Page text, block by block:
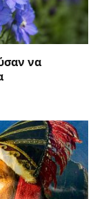
να